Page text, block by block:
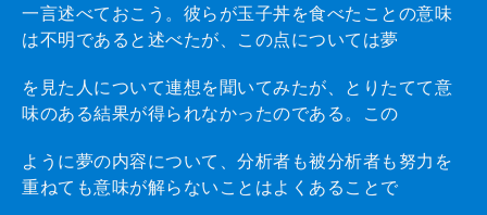
一言述べておこう。彼らが玉子丼を食べたことの意味
は不明であると述べたが、この点については夢
を見た人について連想を聞いてみたが、とりたてて意
味のある結果が得られなかったのである。この
ように夢の内容について、分析者も被分析者も努力を
重ねても意味が解らないことはよくあることで